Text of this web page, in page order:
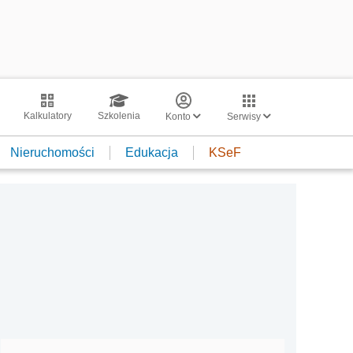
Kalkulatory Szkolenia Konto Serwisy
Nieruchomości Edukacja KSeF